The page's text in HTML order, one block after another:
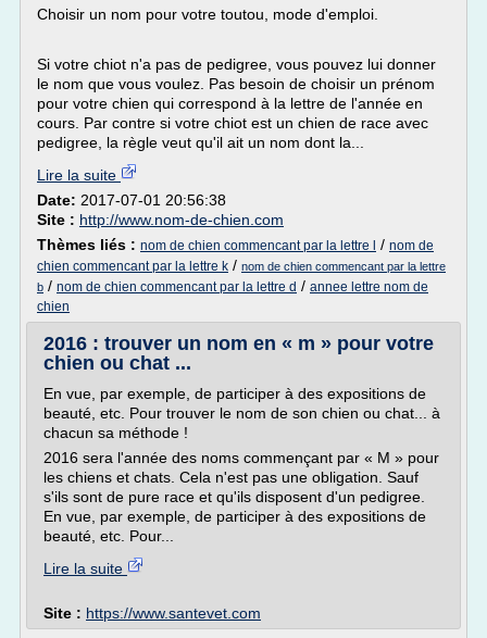
Choisir un nom pour votre toutou, mode d'emploi.
Si votre chiot n'a pas de pedigree, vous pouvez lui donner
le nom que vous voulez. Pas besoin de choisir un prénom
pour votre chien qui correspond à la lettre de l'année en
cours. Par contre si votre chiot est un chien de race avec
pedigree, la règle veut qu'il ait un nom dont la...
Lire la suite
Date: 2017-07-01 20:56:38
Site : http://www.nom-de-chien.com
Thèmes liés : nom de chien commencant par la lettre l / nom de
chien commencant par la lettre k / nom de chien commencant par la lettre
b / nom de chien commencant par la lettre d / annee lettre nom de
chien
2016 : trouver un nom en « m » pour votre
chien ou chat ...
En vue, par exemple, de participer à des expositions de
beauté, etc. Pour trouver le nom de son chien ou chat... à
chacun sa méthode !
2016 sera l'année des noms commençant par « M » pour
les chiens et chats. Cela n'est pas une obligation. Sauf
s'ils sont de pure race et qu'ils disposent d'un pedigree.
En vue, par exemple, de participer à des expositions de
beauté, etc. Pour...
Lire la suite
Site : https://www.santevet.com